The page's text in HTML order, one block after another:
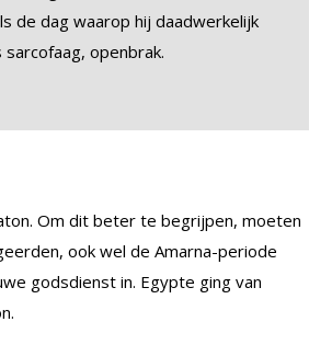
de dag waarop hij daadwerkelijk
openbrak.
Om dit beter te begrijpen, moeten
ook wel de Amarna-periode
godsdienst in. Egypte ging van